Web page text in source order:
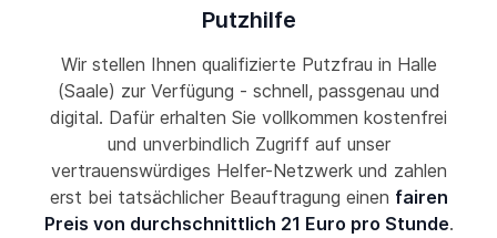
Putzhilfe
Wir stellen Ihnen qualifizierte Putzfrau in Halle
(Saale) zur Verfügung - schnell, passgenau und
digital. Dafür erhalten Sie vollkommen kostenfrei
und unverbindlich Zugriff auf unser
vertrauenswürdiges Helfer-Netzwerk und zahlen
erst bei tatsächlicher Beauftragung einen fairen
Preis von durchschnittlich 21 Euro pro Stunde.